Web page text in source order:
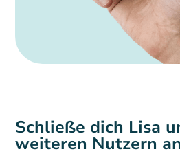
Schließe dich Lisa
weiteren Nutzern an